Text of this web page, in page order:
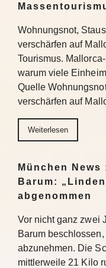
Wohnungsnot,
verschärfen auf
Tourismus.
warum viele
Quelle
verschärfen auf
Weiterlesen
München
Barum:
abgenommen
Vor nicht ganz zwei
Barum
abzunehmen. Die
mittlerweile 21 Kilo